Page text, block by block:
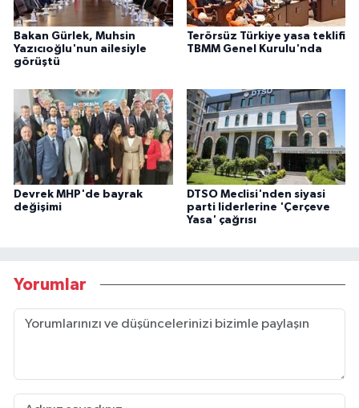
Bakan Gürlek, Muhsin
Yazıcıoğlu'nun ailesiyle
görüştü
Terörsüz Türkiye yasa teklifi
TBMM Genel Kurulu'nda
Devrek MHP'de bayrak
değişimi
DTSO Meclisi'nden siyasi
parti liderlerine 'Çerçeve
Yasa' çağrısı
Yorumlar